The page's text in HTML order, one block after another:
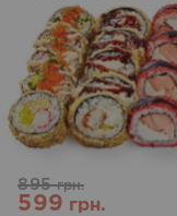
Оцінено
в
5.00
з 5
895грн.
599грн.